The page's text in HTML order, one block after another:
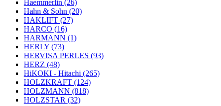
Haemmerlin (26)
Hahn & Sohn (20)
HAKLIFT (27)
HARCO (16)
HARMANN (1)
HERLY (73)
HERVISA PERLES (93)
HERZ (48)
HiKOKI - Hitachi (265)
HOLZKRAFT (124)
HOLZMANN (818)
HOLZSTAR (32)